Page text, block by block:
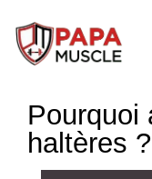
passer
principalPourquoi
haltères ?